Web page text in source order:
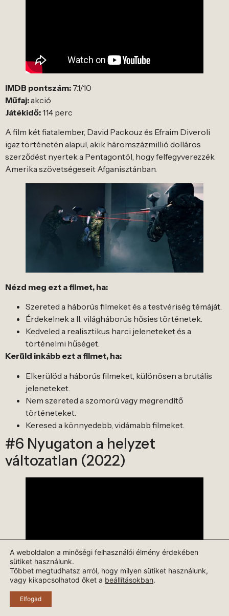
IMDB pontszám: 7.1/10
Műfaj:akció
Játékidő:114 perc
A film két fiatalember, David Packouz és Efraim Diveroli
igaz történetén alapul, akik háromszázmillió dolláros
szerződést nyertek a Pentagontól, hogy felfegyverezzék
Amerika szövetségeseit Afganisztánban.
Nézd meg ezt a filmet, ha:
Szereted a háborús filmeket és a testvériség témáját.
Érdekelnek a II. világháborús hősies történetek.
Kedveled a realisztikus harci jeleneteket és a
történelmi hűséget.
Kerüld inkább ezt a filmet, ha:
Elkerülöd a háborús filmeket, különösen a brutális
jeleneteket.
Nem szereted a szomorú vagy megrendítő
történeteket.
Keresed a könnyedebb, vidámabb filmeket.
#6 Nyugaton a helyzet
változatlan (2022)
IMDB pontszám:
Műfaj:akció
A weboldalon a minőségi felhasználói élmény érdekében
sütiket használunk.
Többet megtudhatsz arról, hogy milyen sütiket használunk,
vagy kikapcsolhatod őket a beállításokban.
Elfogad